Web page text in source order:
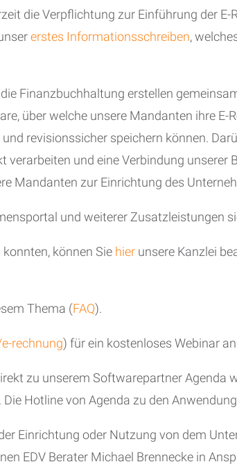
die Verpflichtung zur Einführung der E-
erstes Informationsschreiben,
Finanzbuchhaltung erstellen
über welche unsere Mandanten ihre
revisionssicher speichern können.
und eine Verbindung unserer
Mandanten zur Einrichtung des
und weiterer Zusatzleistungen
können Sie hier unsere Kanzlei
Thema (FAQ).
rechnung) für ein kostenloses Webinar
zu unserem Softwarepartner Agenda
Hotline von Agenda zu den
Einrichtung oder Nutzung von dem
EDV Berater Michael Brennecke in